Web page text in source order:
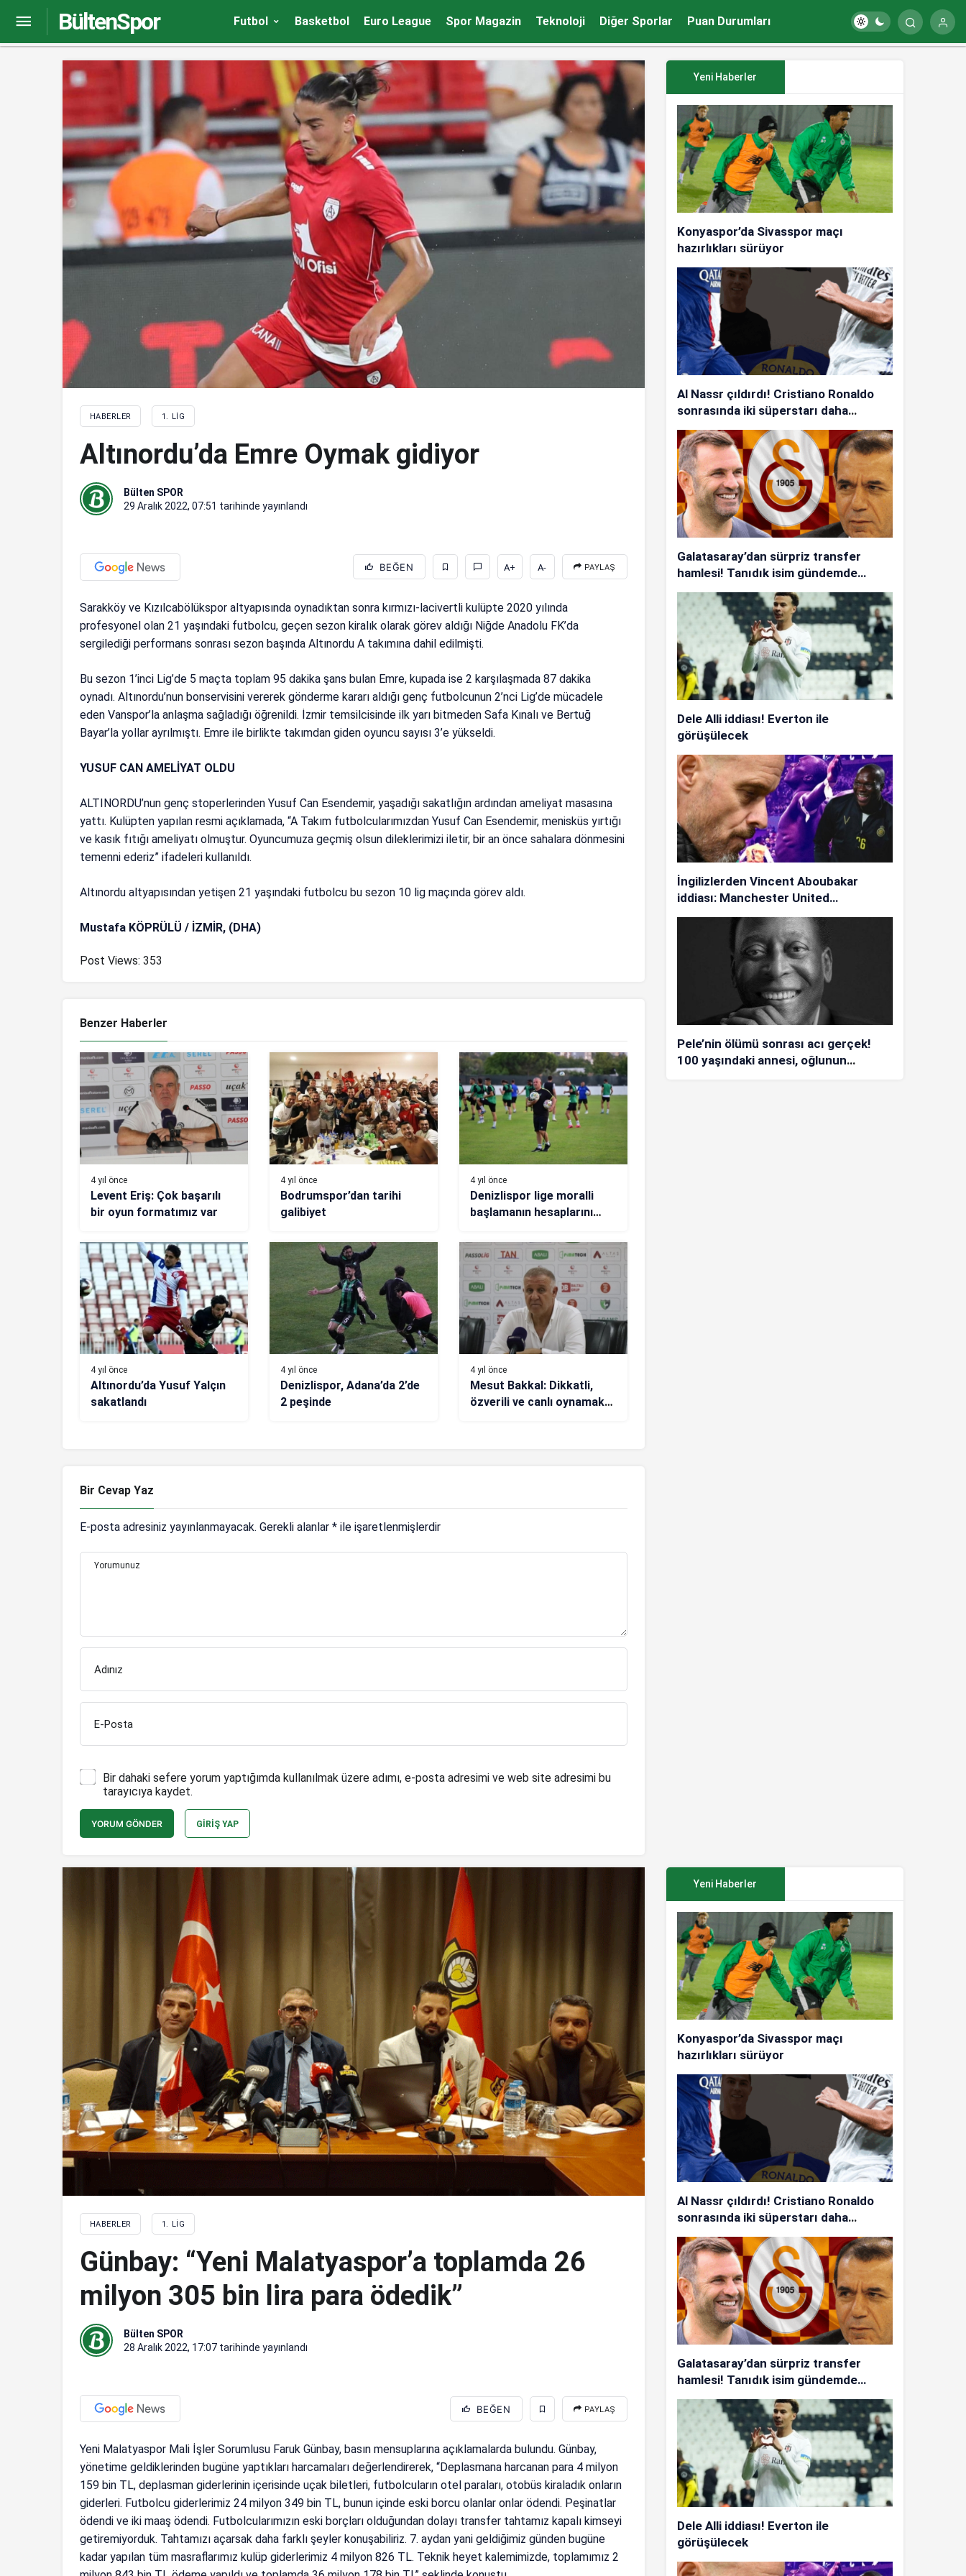
BültenSpor Futbol Basketbol Euro League Spor Magazin Teknoloji Diğer Sporlar Puan Durumları
HABERLER 1. LIG
Altınordu’da Emre Oymak gidiyor
Bülten SPOR
29 Aralık 2022, 07:51 tarihinde yayınlandı
BEĞEN A+ A- PAYLAŞ
Sarakköy ve Kızılcabölükspor altyapısında oynadıktan sonra kırmızı-lacivertli kulüpte 2020 yılında
profesyonel olan 21 yaşındaki futbolcu, geçen sezon kiralık olarak görev aldığı Niğde Anadolu FK’da
sergilediği performans sonrası sezon başında Altınordu A takımına dahil edilmişti.
Bu sezon 1’inci Lig’de 5 maçta toplam 95 dakika şans bulan Emre, kupada ise 2 karşılaşmada 87 dakika
oynadı. Altınordu’nun bonservisini vererek gönderme kararı aldığı genç futbolcunun 2’nci Lig’de mücadele
eden Vanspor’la anlaşma sağladığı öğrenildi. İzmir temsilcisinde ilk yarı bitmeden Safa Kınalı ve Bertuğ
Bayar’la yollar ayrılmıştı. Emre ile birlikte takımdan giden oyuncu sayısı 3’e yükseldi.
YUSUF CAN AMELİYAT OLDU
ALTINORDU’nun genç stoperlerinden Yusuf Can Esendemir, yaşadığı sakatlığın ardından ameliyat masasına
yattı. Kulüpten yapılan resmi açıklamada, “A Takım futbolcularımızdan Yusuf Can Esendemir, menisküs yırtığı
ve kasık fıtığı ameliyatı olmuştur. Oyuncumuza geçmiş olsun dileklerimizi iletir, bir an önce sahalara dönmesini
temenni ederiz” ifadeleri kullanıldı.
Altınordu altyapısından yetişen 21 yaşındaki futbolcu bu sezon 10 lig maçında görev aldı.
Mustafa KÖPRÜLÜ / İZMİR, (DHA)
Post Views: 353
Benzer Haberler
4 yıl önce
Levent Eriş: Çok başarılı
bir oyun formatımız var
4 yıl önce
Bodrumspor’dan tarihi
galibiyet
4 yıl önce
Denizlispor lige moralli
başlamanın hesaplarını
4 yıl önce
Altınordu’da Yusuf Yalçın
sakatlandı
4 yıl önce
Denizlispor, Adana’da 2’de
2 peşinde
4 yıl önce
Mesut Bakkal: Dikkatli,
özverili ve canlı oynamak
Bir Cevap Yaz
E-posta adresiniz yayınlanmayacak. Gerekli alanlar * ile işaretlenmişlerdir
Yorumunuz
Adınız
E-Posta
Bir dahaki sefere yorum yaptığımda kullanılmak üzere adımı, e-posta adresimi ve web site adresimi bu
tarayıcıya kaydet.
YORUM GÖNDER GIRIŞ YAP
Yeni Haberler
Konyaspor’da Sivasspor maçı
hazırlıkları sürüyor
Al Nassr çıldırdı! Cristiano Ronaldo
sonrasında iki süperstarı daha
istiyorlar…
Galatasaray’dan sürpriz transfer
hamlesi! Tanıdık isim gündemde…
Dele Alli iddiası! Everton ile
görüşülecek
İngilizlerden Vincent Aboubakar
iddiası: Manchester United…
Pele’nin ölümü sonrası acı gerçek!
100 yaşındaki annesi, oğlunun
HABERLER 1. LIG
Günbay: “Yeni Malatyaspor’a toplamda 26
milyon 305 bin lira para ödedik”
Bülten SPOR
28 Aralık 2022, 17:07 tarihinde yayınlandı
BEĞEN PAYLAŞ
Yeni Malatyaspor Mali İşler Sorumlusu Faruk Günbay, basın mensuplarına açıklamalarda bulundu. Günbay,
yönetime geldiklerinden bugüne yaptıkları harcamaları değerlendirerek, “Deplasmana harcanan para 4 milyon
159 bin TL, deplasman giderlerinin içerisinde uçak biletleri, futbolcuların otel paraları, otobüs kiraladık onların
giderleri. Futbolcu giderlerimiz 24 milyon 349 bin TL, bunun içinde eski borcu olanlar onlar ödendi. Peşinatlar
ödendi ve iki maaş ödendi. Futbolcularımızın eski borçları olduğundan dolayı transfer tahtamız kapalı kimseyi
getiremiyorduk. Tahtamızı açarsak daha farklı şeyler konuşabiliriz. 7. aydan yani geldiğimiz günden bugüne
kadar yapılan tüm masraflarımız kulüp giderlerimiz 4 milyon 826 TL. Teknik heyet kalemimizde, toplamımız 2
Yeni Haberler
Konyaspor’da Sivasspor maçı
hazırlıkları sürüyor
Al Nassr çıldırdı! Cristiano Ronaldo
sonrasında iki süperstarı daha
istiyorlar…
Galatasaray’dan sürpriz transfer
hamlesi! Tanıdık isim gündemde…
Dele Alli iddiası! Everton ile
görüşülecek
Sakaryaspor’da ikinci devre hazırlıkları başladı